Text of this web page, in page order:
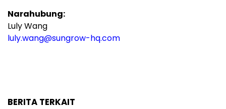
Narahubung:
Luly Wang
luly.wang@sungrow-hq.com
BERITA TERKAIT